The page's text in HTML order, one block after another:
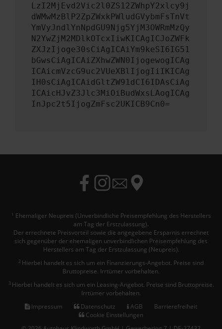
LzI2MjEvd2Vic2l0ZS12ZWhpY2xlcy9j
dWMwMzBlP2ZpZWxkPWludGVybmFsTnVt
YmVyJndlYnNpdGU9Njg5YjM3OWRmMzQy
N2YwZjM2MDlkOTcxIiwKICAgICJoZWFk
ZXJzIjoge30sCiAgICAiYm9keSI6IG51
bGwsCiAgICAiZXhwZWN0IjogewogICAg
ICAicmVzcG9uc2VUeXBlIjogIiIKICAg
IH0sCiAgICAidGltZW91dCI6IDAsCiAg
ICAicHJvZ3Jlc3MiOiBudWxsLAogICAg
InJpc2t5IjogZmFsc2UKICB9Cn0=
1 Ehemaliger Neupreis (Unverbindliche Preisempfehlung des Herstellers
am Tag der Erstzulassung).
Der errechnete Preisvorteil sowie die angegebene Ersparnis errechnet
sich gegenüber der ehemaligen unverbindlichen Preisempfehlung des
Herstellers am Tag der Erstzulassung (Neupreis).
2 Hierbei handelt es sich um ein Finanzierungs-Angebot. Preise sind
Bruttopreise. Irrtümer vorbehalten.
3 Hierbei handelt es sich um ein Leasing-Angebot. Preise sind Bruttopreise.
Irrtümer vorbehalten.
Impressum
Datenschutz AGB
Barrierefreiheit
Cookie Einstellungen